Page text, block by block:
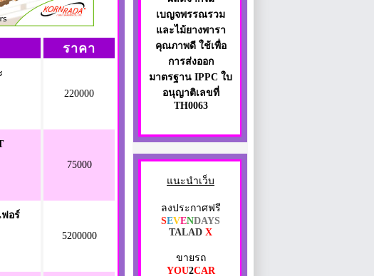
ราคา
220000
75000
ฟอร์
5200000
เบญจพรรณรวม
และไม้ยางพารา
คุณภาพดี ใช้เพื่อ
การส่งออก
มาตรฐาน IPPC ใบ
อนุญาติเลขที่
TH0063
แนะนำเว็บ
ลงประกาศฟรี
SEVENDAYS
TALAD X
ขายรถ
YOU2CAR